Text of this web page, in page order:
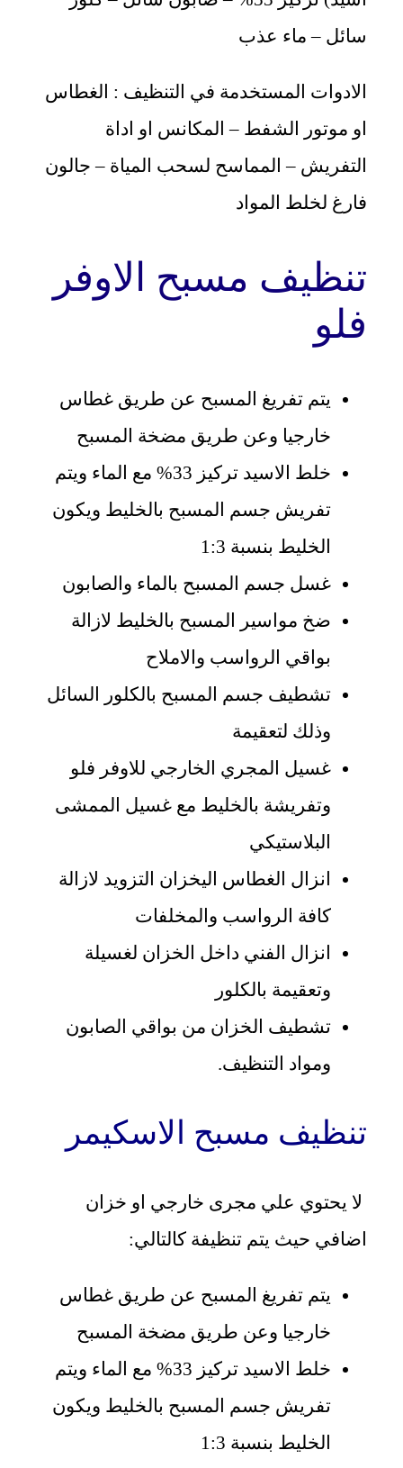
سائل – ماء عذب
الادوات المستخدمة في التنظيف : الغطاس
او موتور الشفط – المكانس او اداة
التفريش – المماسح لسحب المياة – جالون
فارغ لخلط المواد
تنظيف مسبح الاوفر
فلو
يتم تفريغ المسبح عن طريق غطاس
خارجيا وعن طريق مضخة المسبح
خلط الاسيد تركيز 33% مع الماء ويتم
تفريش جسم المسبح بالخليط ويكون
الخليط بنسبة 1:3
غسل جسم المسبح بالماء والصابون
ضخ مواسير المسبح بالخليط لازالة
بواقي الرواسب والاملاح
تشطيف جسم المسبح بالكلور السائل
وذلك لتعقيمة
غسيل المجري الخارجي للاوفر فلو
وتفريشة بالخليط مع غسيل الممشى
البلاستيكي
انزال الغطاس اليخزان التزويد لازالة
كافة الرواسب والمخلفات
انزال الفني داخل الخزان لغسيلة
وتعقيمة بالكلور
تشطيف الخزان من بواقي الصابون
ومواد التنظيف.
تنظيف مسبح الاسكيمر
لا يحتوي علي مجرى خارجي او خزان
اضافي حيث يتم تنظيفة كالتالي:
يتم تفريغ المسبح عن طريق غطاس
خارجيا وعن طريق مضخة المسبح
خلط الاسيد تركيز 33% مع الماء ويتم
تفريش جسم المسبح بالخليط ويكون
الخليط بنسبة 1:3